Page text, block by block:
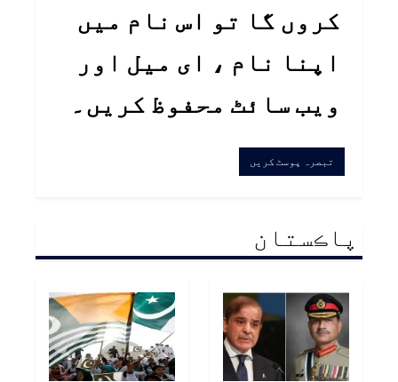
کروں گا تو اس نام میں
اپنا نام ، ای میل اور
ویب سائٹ محفوظ کریں۔
پاڪستان